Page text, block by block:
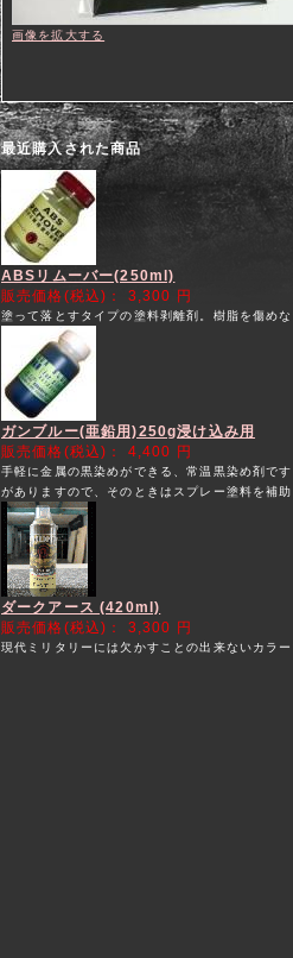
画像を拡大する
最近購入された商品
ABSリムーバー(250ml)
販売価格(税込)： 3,300 円
塗って落とすタイプの塗料剥離剤。樹脂を傷め
ガンブルー(亜鉛用)250g浸け込み用
販売価格(税込)： 4,400 円
手軽に金属の黒染めができる、常温黒染め剤で
がありますので、そのときはスプレー塗料を補助
ダークアース (420ml)
販売価格(税込)： 3,300 円
現代ミリタリーには欠かすことの出来ないカラ